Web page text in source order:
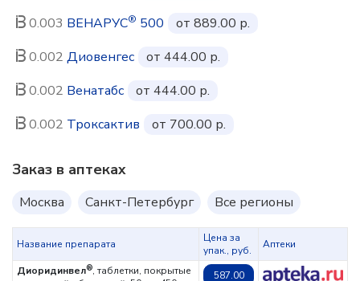
0.003 ВЕНАРУС® 500
от 889.00 р.
0.002 Диовенгес
от 444.00 р.
0.002 Венатабс
от 444.00 р.
0.002 Троксактив от 700.00 р.
Заказ в аптеках
Москва Санкт-Петербург Все регионы
Название препарата
Цена за
упак., руб.
Аптеки
Диоридинвел®, таблетки, покрытые
587.00